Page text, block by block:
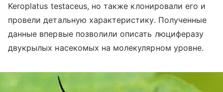
Keroplatus testaceus, но также клонировали его и
провели детальную характеристику. Полученные
данные впервые позволили описать люциферазу
двукрылых насекомых на молекулярном уровне.